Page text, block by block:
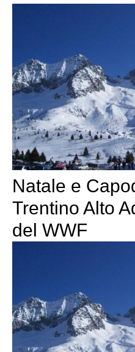
Natale e
Trentino Alto
del WWF